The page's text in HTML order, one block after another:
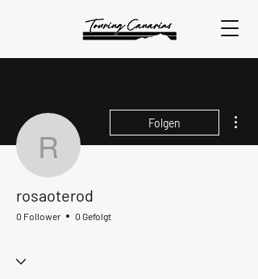
rosaoterod
Folgen
rosaoterod
0 Follower 0 Gefolgt